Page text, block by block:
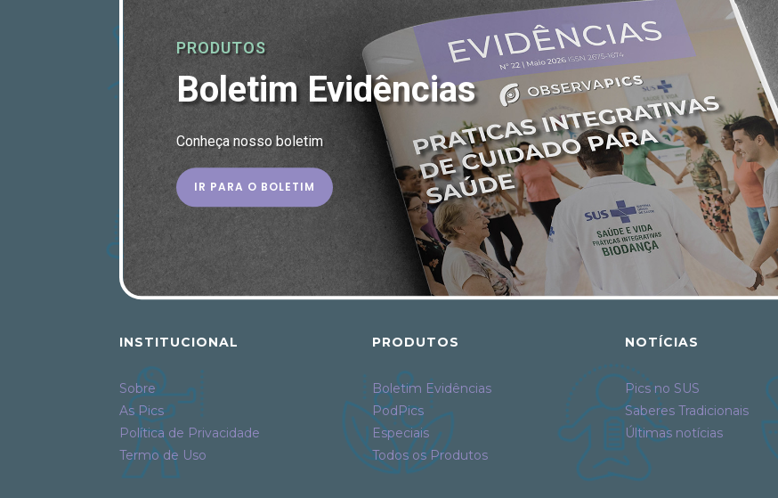
PRODUTOS
Boletim Evidências
Conheça nosso boletim
IR PARA O BOLETIM
INSTITUCIONAL
Sobre
As Pics
Política de Privacidade
Termo de Uso
PRODUTOS
Boletim Evidências
PodPics
Especiais
Todos os Produtos
NOTÍCIAS
Pics no SUS
Saberes Tradicionais
Últimas notícias